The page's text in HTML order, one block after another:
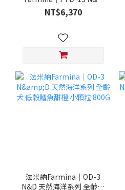
天然培育系列-全齡犬-頂級
鮭魚-潔牙顆粒 20KG §下
NT$6,370
法米納Farmina｜OD-3
N&D 天然海洋系列 全齡犬